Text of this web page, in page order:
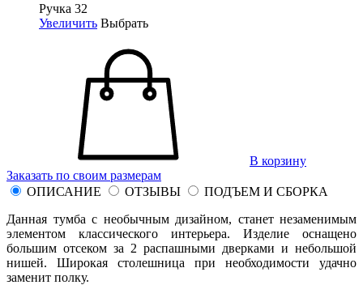
Ручка 32
Увеличить Выбрать
В корзину
Заказать по своим размерам
ОПИСАНИЕ
ОТЗЫВЫ
ПОДЪЕМ И СБОРКА
Данная тумба с необычным дизайном, станет незаменимым
элементом классического интерьера. Изделие оснащено
большим отсеком за 2 распашными дверками и небольшой
нишей. Широкая столешница при необходимости удачно
заменит полку.